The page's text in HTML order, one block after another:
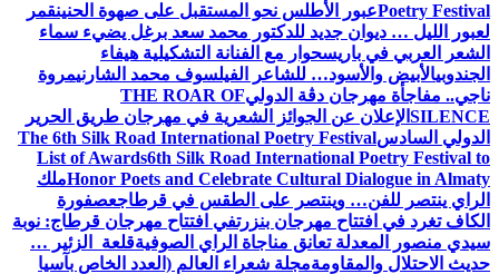
Poetry Festivalعبور الأطلس نحو المستقبل على صهوة الحنينقمر
لعبور الليل … ديوان جديد للدكتور محمد سعد برغل يضيء سماء
الشعر العربي في باريسحوار مع الفنانة التشكيلية هيفاء
الجندوبيالأبيض والأسود… للشاعر الفيلسوف محمد الشارنيمروة
ناجي.. مفاجأة مهرجان دڨة الدوليTHE ROAR OF
SILENCE الإعلان عن الجوائز الشعرية في مهرجان طريق الحرير
الدولي السادسThe 6th Silk Road International Poetry Festival
List of Awards6th Silk Road International Poetry Festival to
Honor Poets and Celebrate Cultural Dialogue in Almatyملك
الراي ينتصر للفن… وينتصر على الطقس في قرطاجعصفورة
الكاف تغرد في افتتاح مهرجان بنزرتفي افتتاح مهرجان قرطاج: نوبة
سيدي منصور المعدلة تعانق مناجاة الراي الصوفيةقلعة الزئير …
حديث الاحتلال والمقاومةمجلة شعراء العالم (العدد الخاص بآسيا